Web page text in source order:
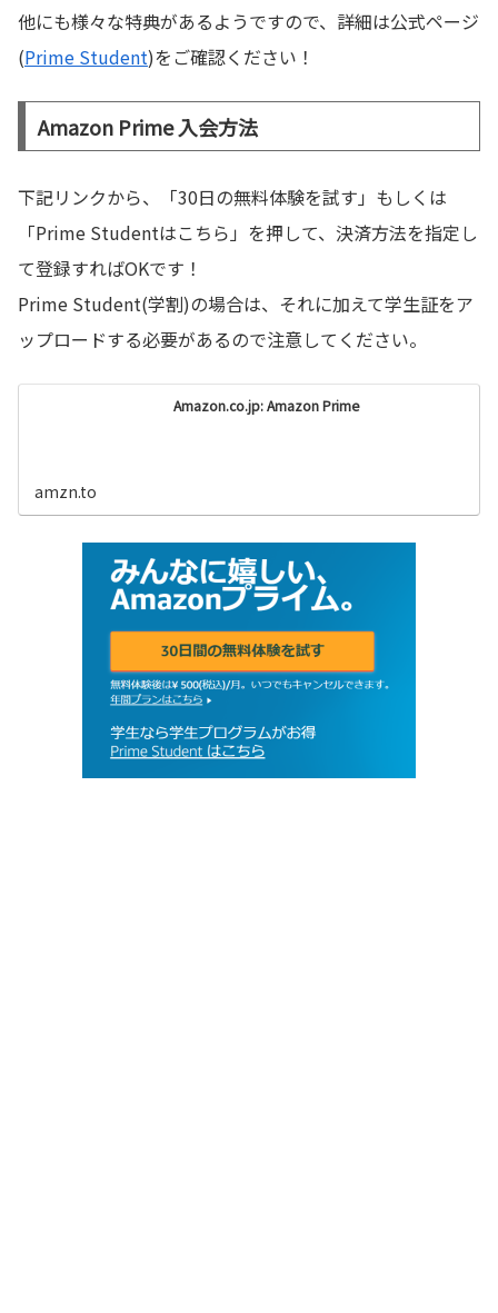
他にも様々な特典があるようですので、詳細は公式ページ
(Prime Student)をご確認ください！
Amazon Prime 入会方法
下記リンクから、「30日の無料体験を試す」もしくは
「Prime Studentはこちら」を押して、決済方法を指定し
て登録すればOKです！
Prime Student(学割)の場合は、それに加えて学生証をア
ップロードする必要があるので注意してください。
Amazon.co.jp: Amazon Prime
amzn.to